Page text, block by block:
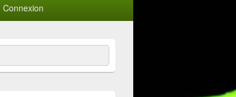
Connexion